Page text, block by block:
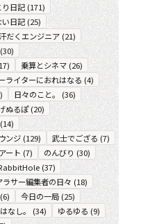
り日記(171)
い日記(25)
汗だくエンジニア(21)
(30)
) 乗算とシネマ(26)
ライターにおれはなる (4)
) 日々のこと。 (36)
ぬるぽ(20)
14)
ンジ(129) 武士でござる (7)
アート (7) のんびり (30)
(37)
ラサー編集者の日々 (18)
(6) 今日の一局(25)
なし。 (34) ゆるゆる (9)